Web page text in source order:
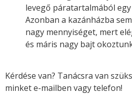
levegő páratartalmából
Azonban a kazánházba
nagy mennyiséget, mert
és máris nagy bajt
Kérdése van? Tanácsra van
minket e-mailben vagy telefon!